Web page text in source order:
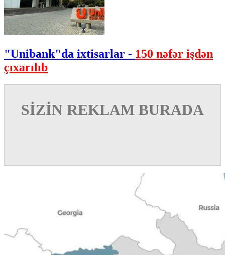
"Unibank"da ixtisarlar - 150 nəfər işdən
çıxarılıb
SİZİN REKLAM BURADA